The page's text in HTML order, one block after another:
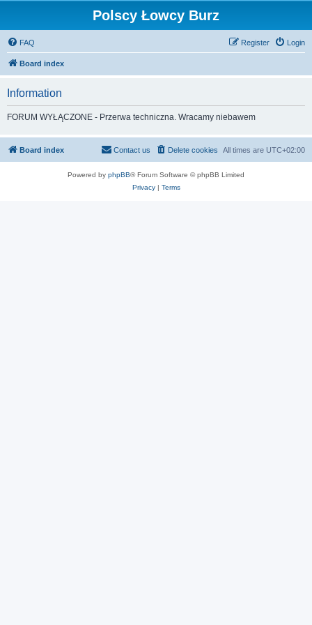
Polscy Łowcy Burz
FAQ Login
Register
Board index
Information
FORUM WYŁĄCZONE - Przerwa techniczna. Wracamy niebawem
Board index All times are UTC+02:00
Delete cookies
Contact us
Powered by phpBB® Forum Software © phpBB Limited
Privacy| Terms